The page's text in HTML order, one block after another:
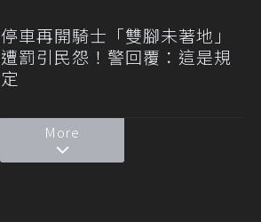
停車再開騎士「雙腳未著地」
遭罰引民怨！警回覆：這是規
定
More